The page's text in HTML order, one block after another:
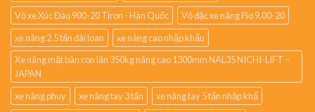
Vỏ xe Xúc Đào 900-20 Tiron - Hàn Quốc
Vỏ đặc xe nâng Pio 9.00-20
xe nâng 2.5 tấn đài loan
xe nâng cao nhập khẩu
Xe nâng mặt bàn con lăn 350kg nâng cao 1300mm NAL35 NICHI-LIFT –
JAPAN
xe nâng phuy
xe nâng tay 3 tấn
xe nâng tay 5 tấn nhập khẩ